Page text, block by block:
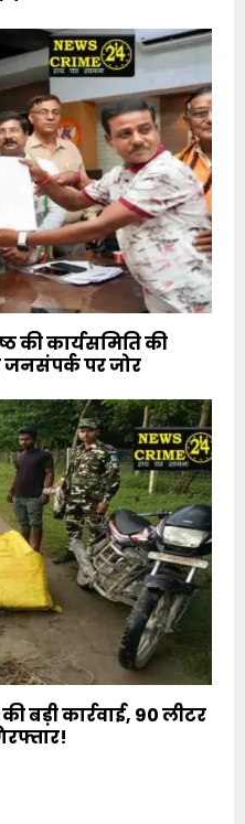
की कार्यसमिति की
पर जोर
बड़ी कार्रवाई, 90 लीटर